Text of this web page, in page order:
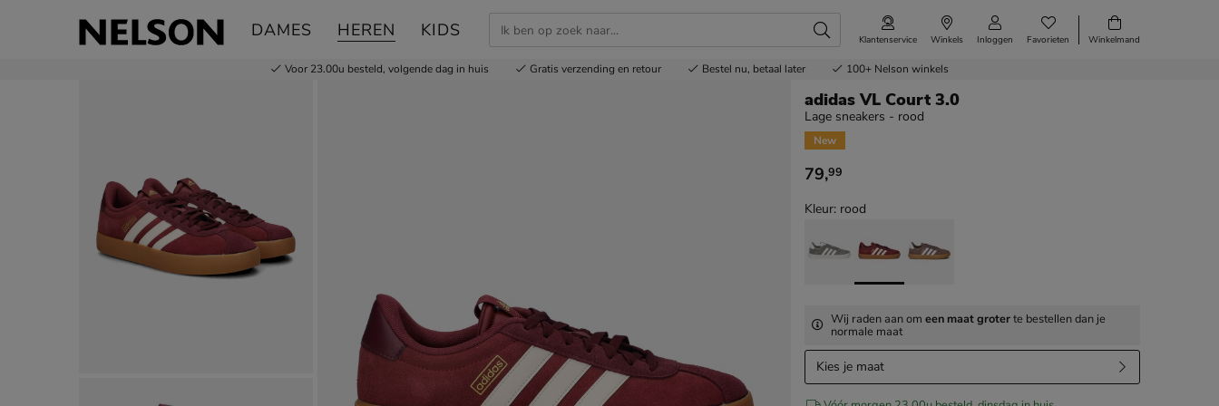
DAMES HEREN KIDS Klantenservice Winkels Inloggen Favorieten Winkelmand
Voor 23.00u besteld, volgende dag in huis Gratis verzending en retour Bestel nu, betaal later 100+ Nelson winkels
adidas VL Court 3.0
Lage sneakers
adidas VL Court 3.0
Lage sneakers - rood
New
€ 79,99
79,99
Kleur: rood
Wij raden aan om een maat groterte bestellen dan je
normale maat
Kies je maat